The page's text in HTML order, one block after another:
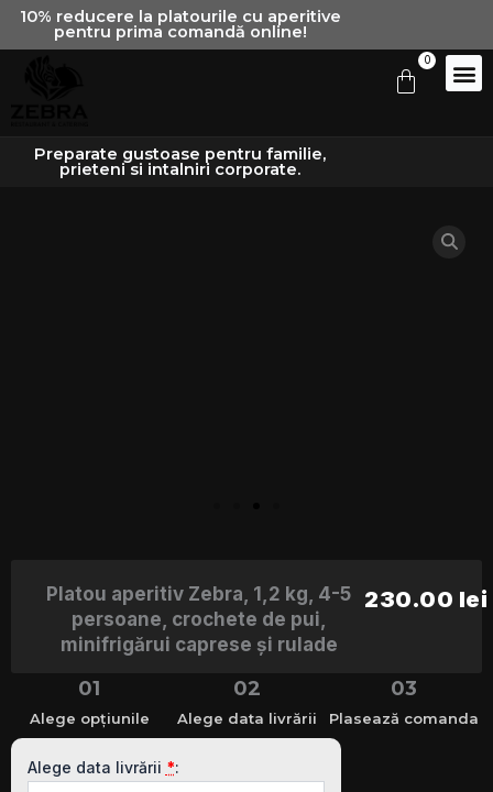
Skip10% reducere la platourile cu aperitive
pentru prima comandă online!
Preparate gustoase pentru familie,
prieteni si intalniri corporate.
0
Cart
Platou aperitiv Zebra, 1,2 kg, 4-5
persoane, crochete de pui,
minifrigărui caprese și rulade
230.00 lei
01
Alege opțiunile
02
Alege data livrării
03
Plasează comanda
Alege data livrării *:
Cantitate
Platou
aperitiv